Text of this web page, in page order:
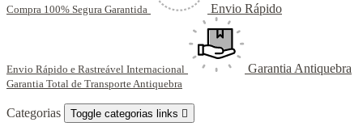
Compra 100% Segura Garantida Envio Rápido
Envio Rápido e Rastreável Internacional Garantia Antiquebra
Garantia Total de Transporte Antiquebra
Categorias Toggle categorias links 